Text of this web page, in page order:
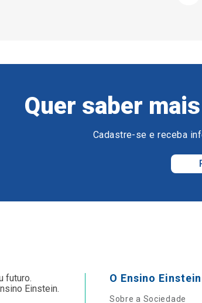
Quer saber
Cadastre-se e receba
futuro.
Einstein.
O Ensino Einstein
Sobre a Sociedade